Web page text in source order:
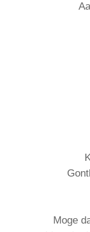
Moge